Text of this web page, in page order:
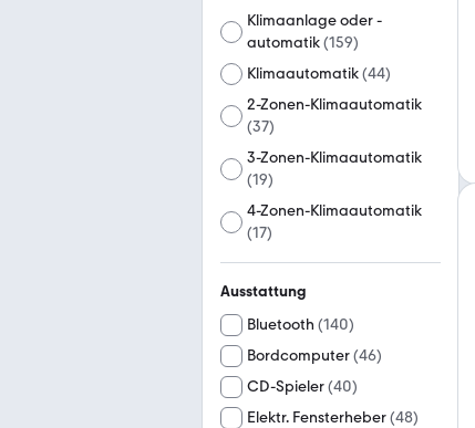
Klimaanlage oder -
automatik(159)
Klimaautomatik(44)
2-Zonen-Klimaautomatik
(37)
3-Zonen-Klimaautomatik
(19)
4-Zonen-Klimaautomatik
(17)
Ausstattung
Bluetooth (140)
Bordcomputer(46)
CD-Spieler(40)
Elektr. Fensterheber(48)